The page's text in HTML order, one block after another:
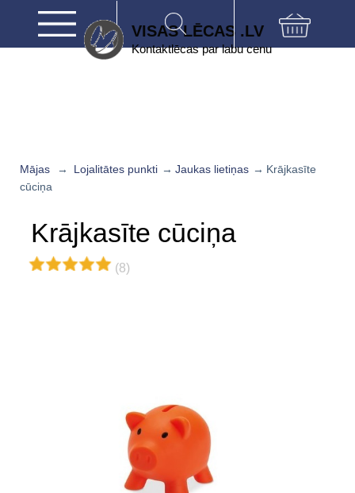
VISAS LĒCAS .LV
Kontaktlēcas par labu cenu
Mājas → Lojalitātes punkti → Jaukas lietiņas → Krājkasīte
cūciņa
Krājkasīte cūciņa
(8)